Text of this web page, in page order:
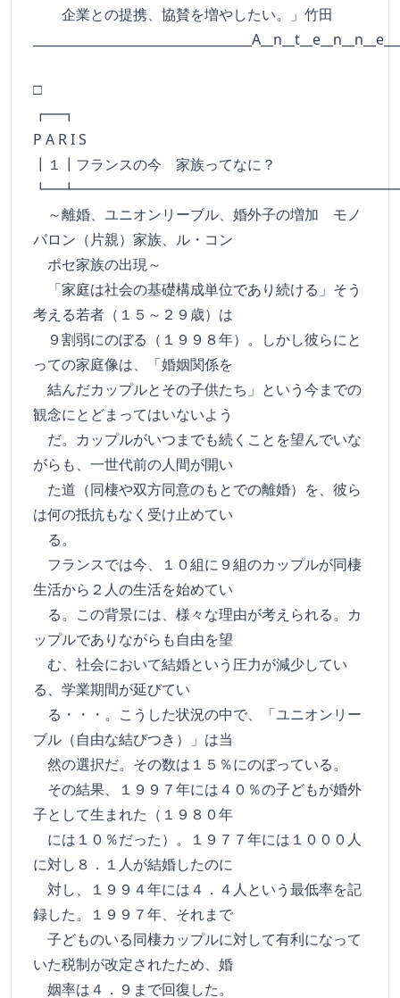
企業との提携、協賛を増やしたい。」竹田
□
P A R I S
┃１┃フランスの今 家族ってなに？
～離婚、ユニオンリーブル、婚外子の増加 モノ
パロン（片親）家族、ル・コン
ポセ家族の出現～
「家庭は社会の基礎構成単位であり続ける」そう
考える若者（１５～２９歳）は
９割弱にのぼる（１９９８年）。しかし彼らにと
っての家庭像は、「婚姻関係を
結んだカップルとその子供たち」という今までの
観念にとどまってはいないよう
だ。カップルがいつまでも続くことを望んでいな
がらも、一世代前の人間が開い
た道（同棲や双方同意のもとでの離婚）を、彼ら
は何の抵抗もなく受け止めてい
る。
フランスでは今、１０組に９組のカップルが同棲
生活から２人の生活を始めてい
る。この背景には、様々な理由が考えられる。カ
ップルでありながらも自由を望
む、社会において結婚という圧力が減少してい
る、学業期間が延びてい
る・・・。こうした状況の中で、「ユニオンリー
ブル（自由な結びつき）」は当
然の選択だ。その数は１５％にのぼっている。
その結果、１９９７年には４０％の子どもが婚外
子として生まれた（１９８０年
には１０％だった）。１９７７年には１０００人
に対し８．１人が結婚したのに
対し、１９９４年には４．４人という最低率を記
録した。１９９７年、それまで
子どものいる同棲カップルに対して有利になって
いた税制が改定されたため、婚
姻率は４．９まで回復した。